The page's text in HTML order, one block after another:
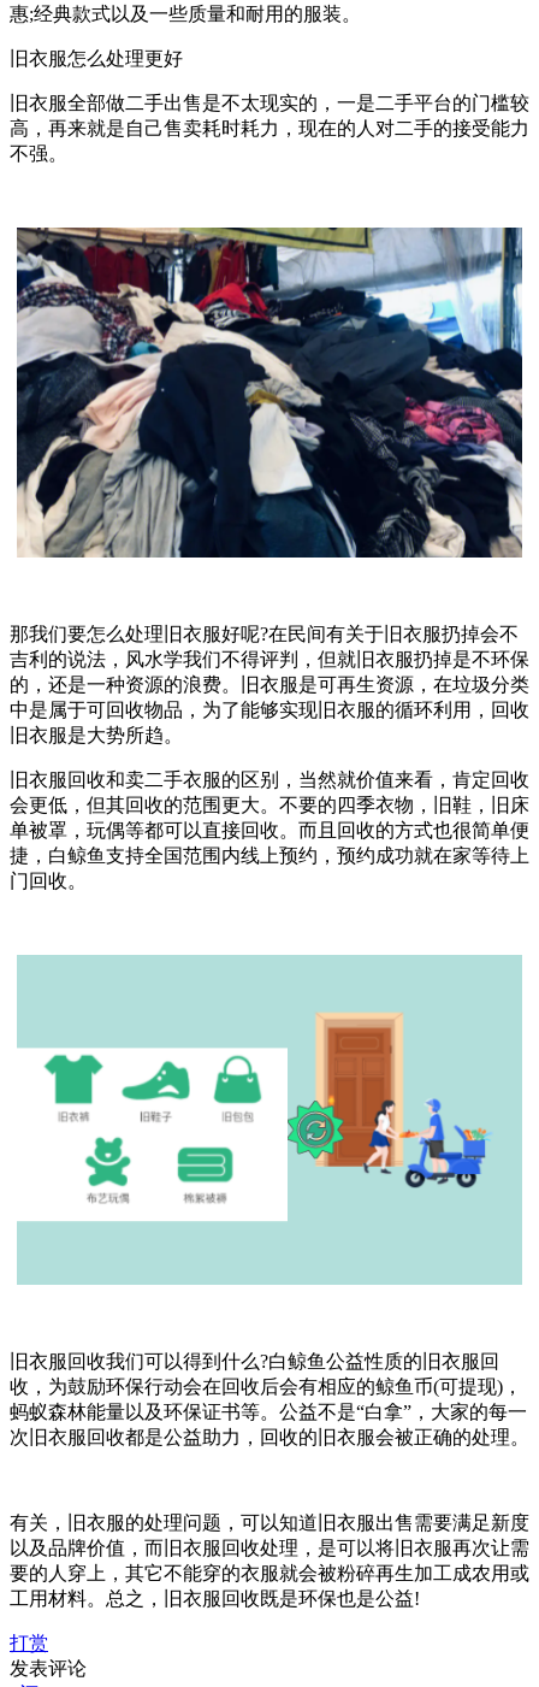
惠;经典款式以及一些质量和耐用的服装。
旧衣服怎么处理更好
旧衣服全部做二手出售是不太现实的，一是二手平台的门槛较
高，再来就是自己售卖耗时耗力，现在的人对二手的接受能力
不强。
那我们要怎么处理旧衣服好呢?在民间有关于旧衣服扔掉会不
吉利的说法，风水学我们不得评判，但就旧衣服扔掉是不环保
的，还是一种资源的浪费。旧衣服是可再生资源，在垃圾分类
中是属于可回收物品，为了能够实现旧衣服的循环利用，回收
旧衣服是大势所趋。
旧衣服回收和卖二手衣服的区别，当然就价值来看，肯定回收
会更低，但其回收的范围更大。不要的四季衣物，旧鞋，旧床
单被罩，玩偶等都可以直接回收。而且回收的方式也很简单便
捷，白鲸鱼支持全国范围内线上预约，预约成功就在家等待上
门回收。
旧衣服回收我们可以得到什么?白鲸鱼公益性质的旧衣服回
收，为鼓励环保行动会在回收后会有相应的鲸鱼币(可提现)，
蚂蚁森林能量以及环保证书等。公益不是“白拿”，大家的每一
次旧衣服回收都是公益助力，回收的旧衣服会被正确的处理。
有关，旧衣服的处理问题，可以知道旧衣服出售需要满足新度
以及品牌价值，而旧衣服回收处理，是可以将旧衣服再次让需
要的人穿上，其它不能穿的衣服就会被粉碎再生加工成农用或
工用材料。总之，旧衣服回收既是环保也是公益!
打赏
发表评论